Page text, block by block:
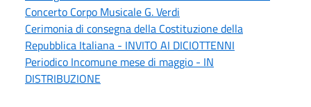
Concerto Corpo Musicale G. Verdi
Cerimonia di consegna della Costituzione della
Repubblica Italiana - INVITO AI DICIOTTENNI
Periodico Incomune mese di maggio - IN
DISTRIBUZIONE